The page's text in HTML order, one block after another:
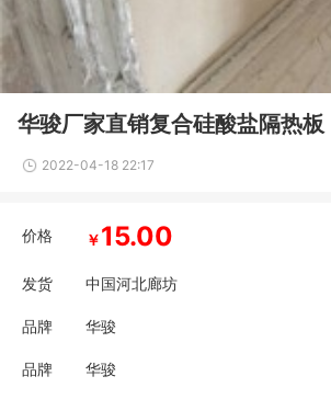
华骏厂家直销复合硅酸盐隔热板
2022-04-18 22:17
价格 ￥15.00
发货 中国河北廊坊
品牌 华骏
品牌 华骏